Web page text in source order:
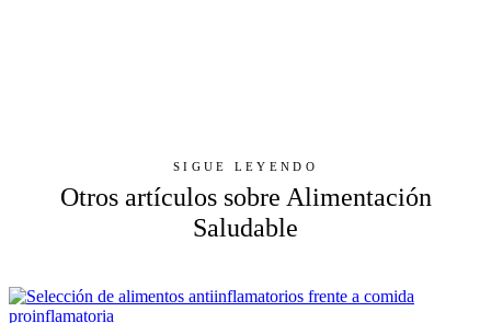
SIGUE LEYENDO
Otros artículos sobre Alimentación
Saludable